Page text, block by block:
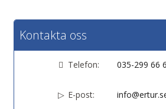
Kontakta oss
Telefon: 035-299 66
E-post: